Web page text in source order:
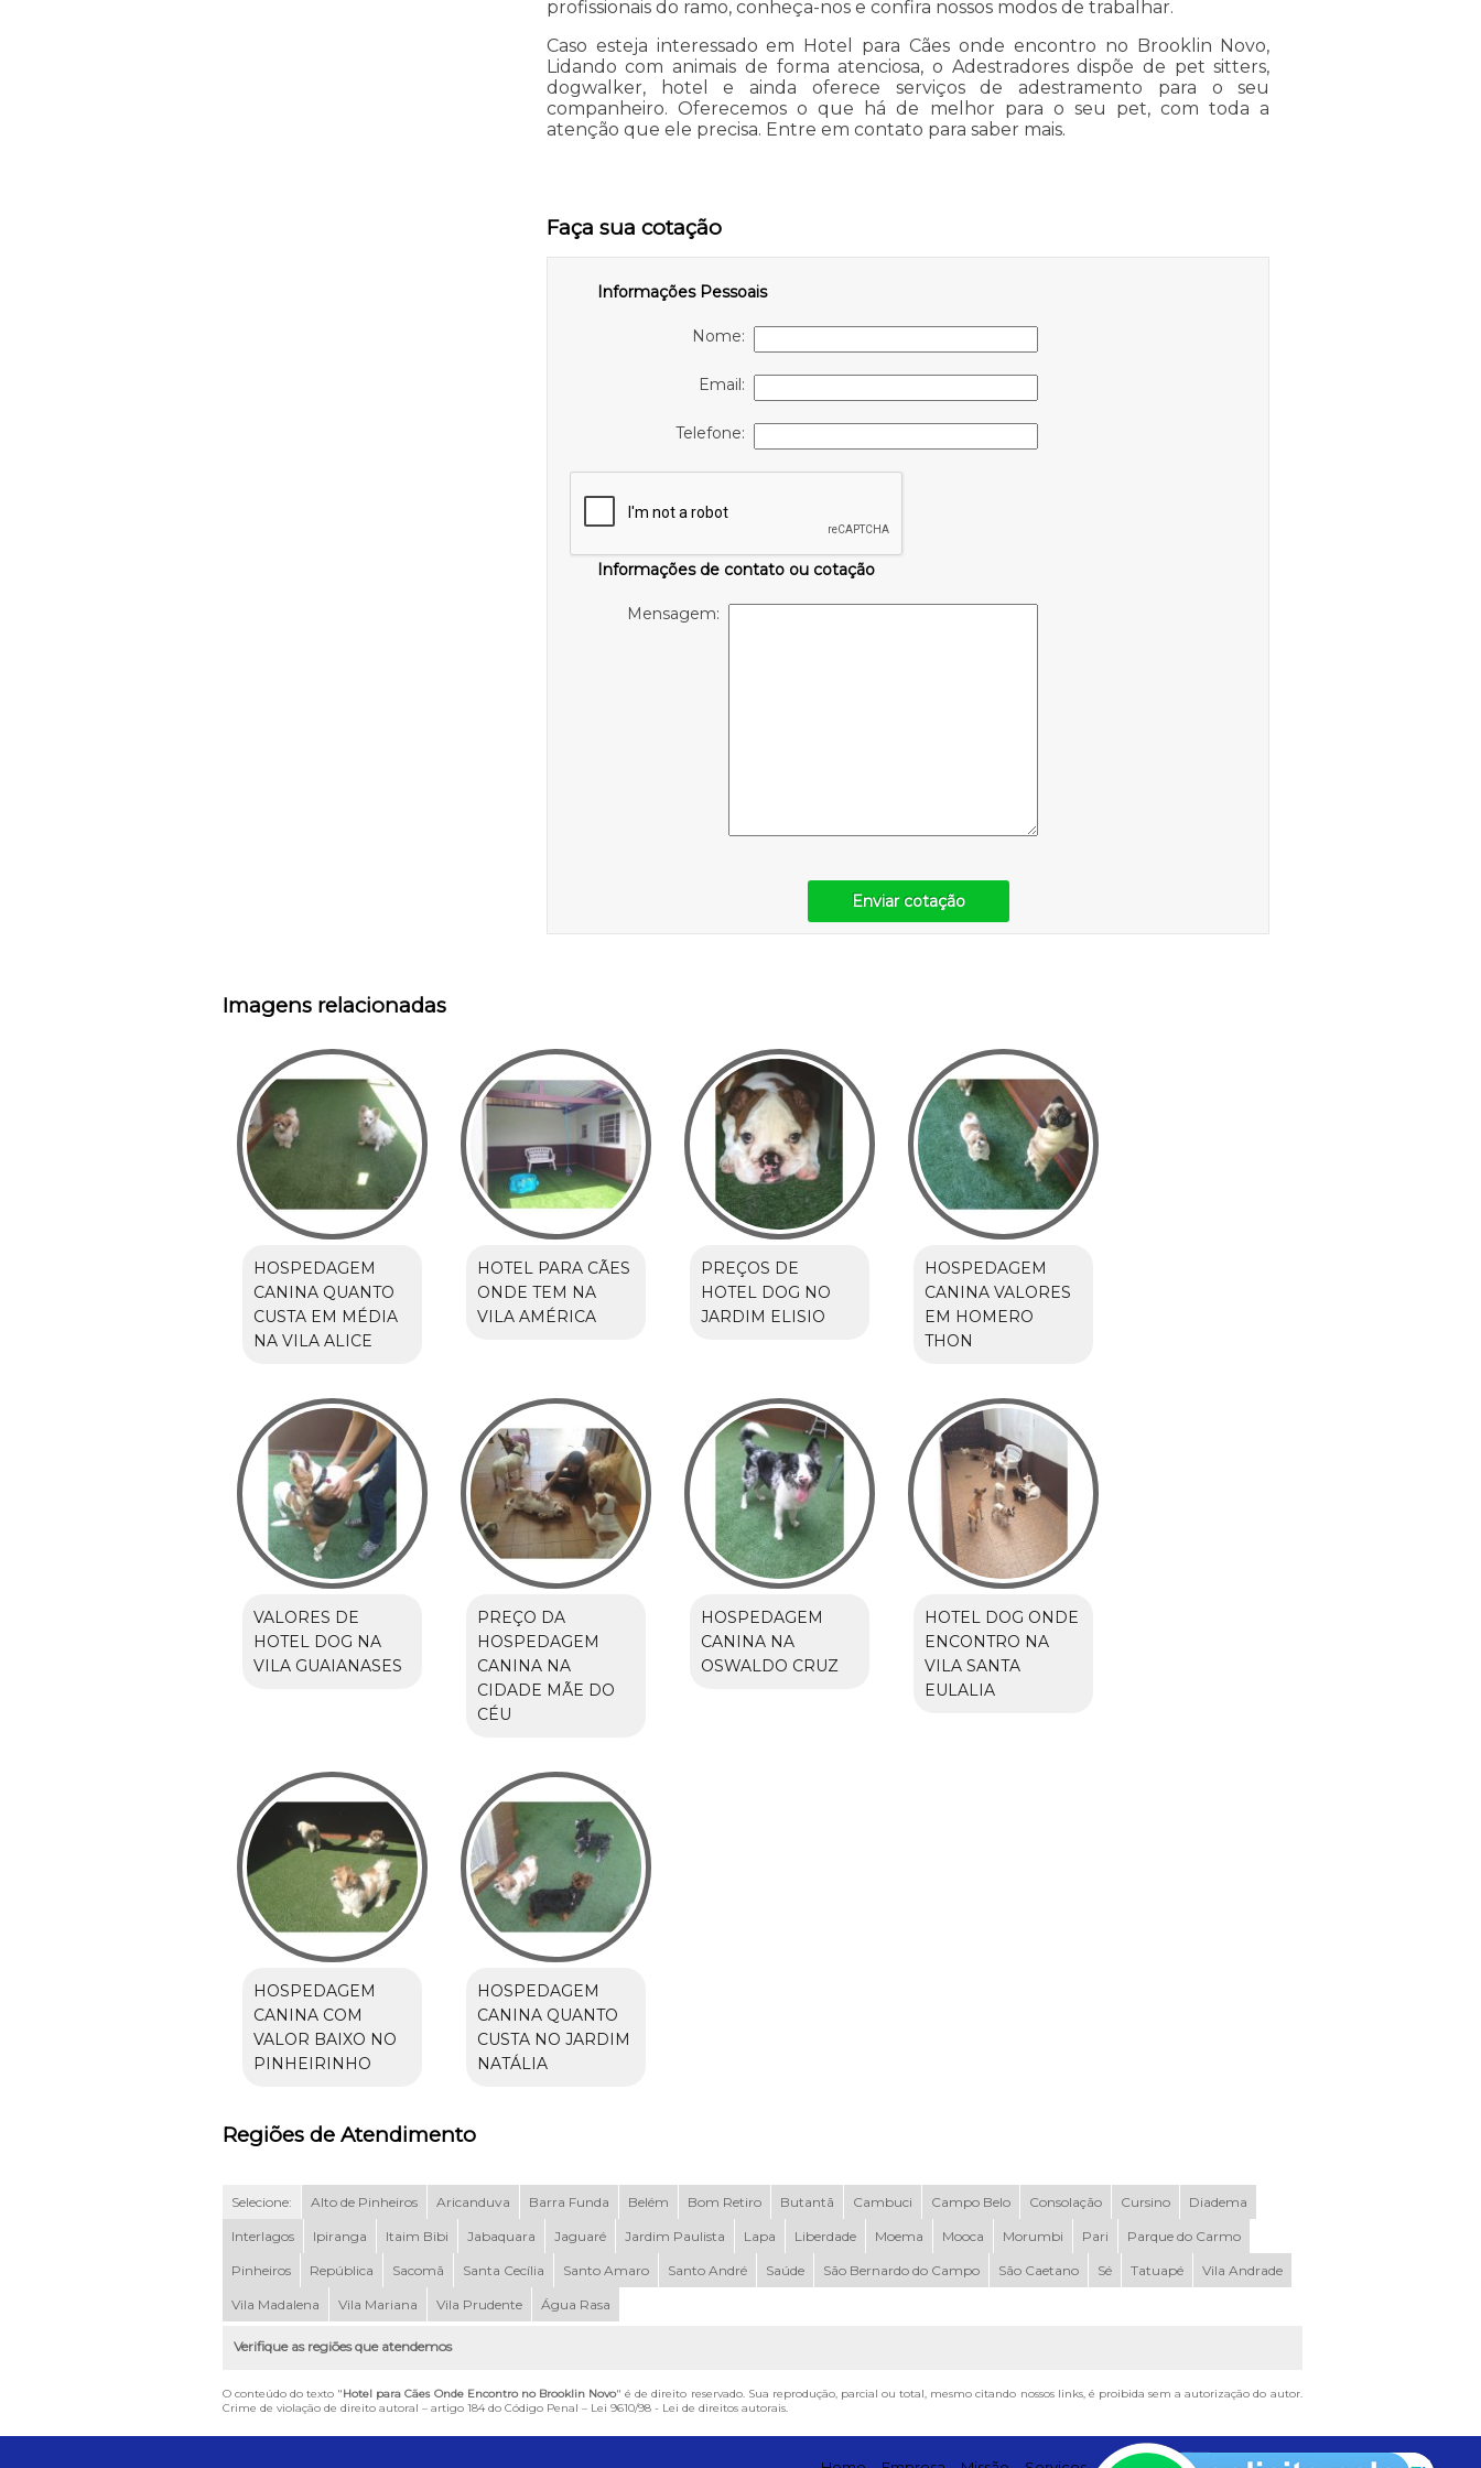
profissionais do ramo, conheça-nos e confira nossos modos de trabalhar.
Caso esteja interessado em Hotel para Cães onde encontro no Brooklin Novo,
Lidando com animais de forma atenciosa, o Adestradores dispõe de pet sitters,
dogwalker, hotel e ainda oferece serviços de adestramento para o seu
companheiro. Oferecemos o que há de melhor para o seu pet, com toda a
atenção que ele precisa. Entre em contato para saber mais.
Faça sua cotação
Informações Pessoais
Nome:
Email:
Telefone:
Informações de contato ou cotação
Mensagem:
Enviar cotação
Imagens relacionadas
HOSPEDAGEM
CANINA QUANTO
CUSTA EM MÉDIA
NA VILA ALICE
HOTEL PARA CÃES
ONDE TEM NA
VILA AMÉRICA
PREÇOS DE
HOTEL DOG NO
JARDIM ELISIO
HOSPEDAGEM
CANINA VALORES
EM HOMERO
THON
VALORES DE
HOTEL DOG NA
VILA GUAIANASES
PREÇO DA
HOSPEDAGEM
CANINA NA
CIDADE MÃE DO
CÉU
HOSPEDAGEM
CANINA NA
OSWALDO CRUZ
HOTEL DOG ONDE
ENCONTRO NA
VILA SANTA
EULALIA
HOSPEDAGEM
CANINA COM
VALOR BAIXO NO
PINHEIRINHO
HOSPEDAGEM
CANINA QUANTO
CUSTA NO JARDIM
NATÁLIA
Regiões de Atendimento
Selecione: Alto de Pinheiros Aricanduva Barra Funda Belém Bom Retiro Butantã Cambuci Campo Belo Consolação Cursino Diadema
Interlagos Ipiranga Itaim Bibi Jabaquara Jaguaré Jardim Paulista Lapa Liberdade Moema Mooca Morumbi Pari Parque do Carmo
Pinheiros República Sacomã Santa Cecília Santo Amaro Santo André Saúde São Bernardo do Campo São Caetano Sé Tatuapé Vila Andrade
Vila Madalena Vila Mariana Vila Prudente Água Rasa
Verifique as regiões que atendemos
O conteúdo do texto "Hotel para Cães Onde Encontro no Brooklin Novo" é de direito reservado. Sua reprodução, parcial ou total, mesmo citando nossos links, é proibida sem a autorização do autor.
Crime de violação de direito autoral – artigo 184 do Código Penal – Lei 9610/98 - Lei de direitos autorais.